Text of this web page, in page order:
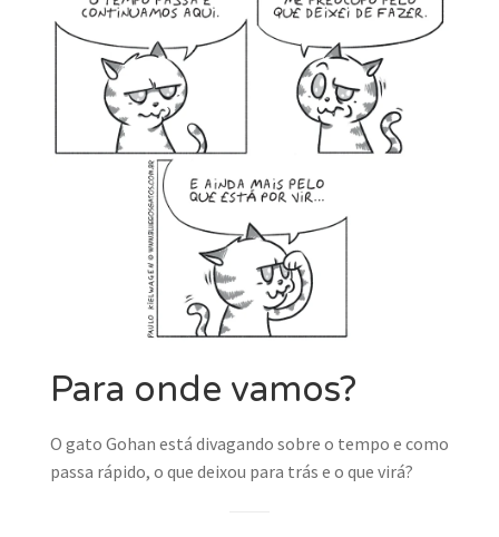
MINHA CONTA
CARRINHO
Para onde vamos?
O gato Gohan está divagando sobre o tempo e como
passa rápido, o que deixou para trás e o que virá?